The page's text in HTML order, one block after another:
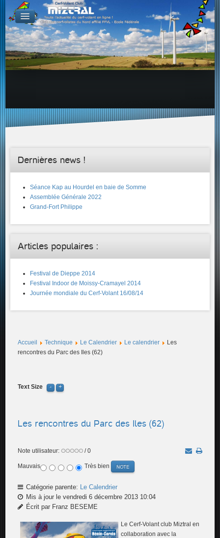
De par le monde
GALERIES
Galerie Photo
Galerie KAP
Galerie Vidéo
Proposer un lien sur votre site Web
Proposer un nouveau lien !
Dernières news !
Séance Kap au Hourdel en baie de Somme
Assemblée Générale 2022
Grand-Fort Philippe
Articles populaires :
Festival de Dieppe 2014
Festival Indoor de Moissy-Cramayel 2014
Journée mondiale du Cerf-Volant 16/08/14
Accueil Technique Le Calendrier Le calendrier
Les
rencontres du Parc des Iles (62)
Text Size
Les rencontres du Parc des Iles (62)
Note utilisateur: / 0
Mauvais Très bien
Catégorie parente: Le Calendrier
Mis à jour le vendredi 6 décembre 2013 10:04
Écrit par Franz BESEME
Le Cerf-Volant club Miztral en
collaboration avec la